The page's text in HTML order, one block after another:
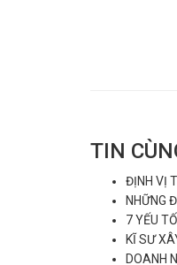
TIN
ĐỊNH VỊ
NHỮNG
7 YẾU
KĨ SƯ
DOANH